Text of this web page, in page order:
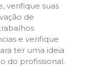
verifique suas
de
e verifique
ter uma ideia
do profissional.